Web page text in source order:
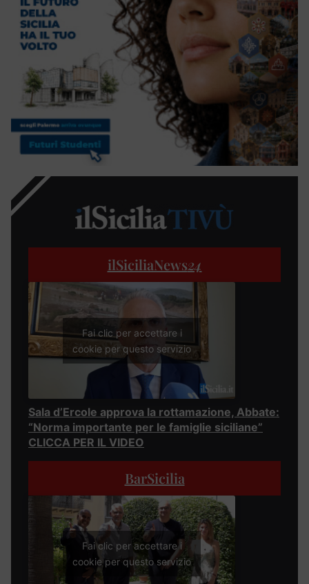
ilSiciliaNews24
Fai clic per accettare i
cookie per questo servizio
Sala d’Ercole approva la rottamazione, Abbate:
“Norma importante per le famiglie siciliane”
CLICCA PER IL VIDEO
BarSicilia
Fai clic per accettare i
cookie per questo servizio